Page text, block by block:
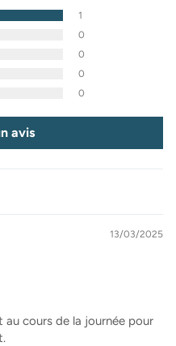
1
0
0
0
0
avis
13/03/2025
au cours de la journée pour